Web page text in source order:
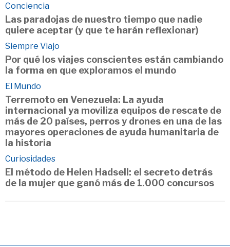
Conciencia
Las paradojas de nuestro tiempo que nadie
quiere aceptar (y que te harán reflexionar)
Siempre Viajo
Por qué los viajes conscientes están cambiando
la forma en que exploramos el mundo
El Mundo
Terremoto en Venezuela: La ayuda
internacional ya moviliza equipos de rescate de
más de 20 países, perros y drones en una de las
mayores operaciones de ayuda humanitaria de
la historia
Curiosidades
El método de Helen Hadsell: el secreto detrás
de la mujer que ganó más de 1.000 concursos